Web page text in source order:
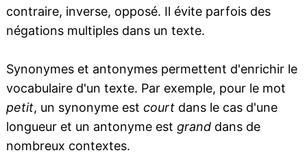
contraire, inverse, opposé. Il évite parfois des
négations multiples dans un texte.
Synonymes et antonymes permettent d'enrichir le
vocabulaire d'un texte. Par exemple, pour le mot
petit, un synonyme est courtdans le cas d'une
longueur et un antonyme est granddans de
nombreux contextes.